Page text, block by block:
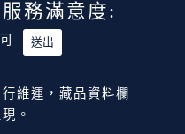
務滿意度:
維運，藏品資料欄
。